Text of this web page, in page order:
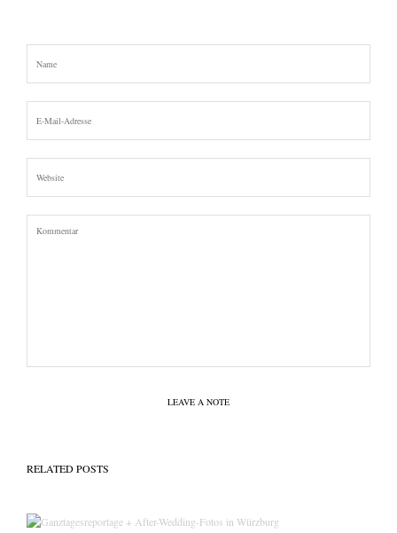
LEAVE A NOTE
RELATED POSTS